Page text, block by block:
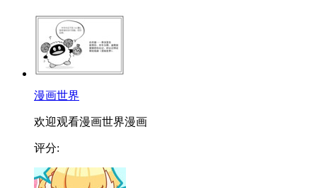
漫画世界
欢迎观看漫画世界漫画
评分: